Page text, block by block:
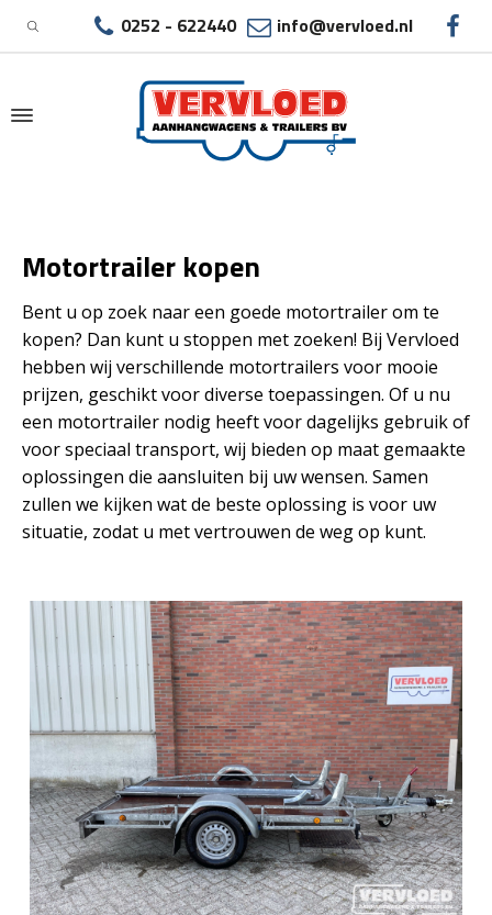
0252 - 622440 info@vervloed.nl
MOTORTRAILER KOPEN
Motortrailer kopen
Bent u op zoek naar een goede motortrailer om te
kopen? Dan kunt u stoppen met zoeken! Bij Vervloed
hebben wij verschillende motortrailers voor mooie
prijzen, geschikt voor diverse toepassingen. Of u nu
een motortrailer nodig heeft voor dagelijks gebruik of
voor speciaal transport, wij bieden op maat gemaakte
oplossingen die aansluiten bij uw wensen. Samen
zullen we kijken wat de beste oplossing is voor uw
situatie, zodat u met vertrouwen de weg op kunt.